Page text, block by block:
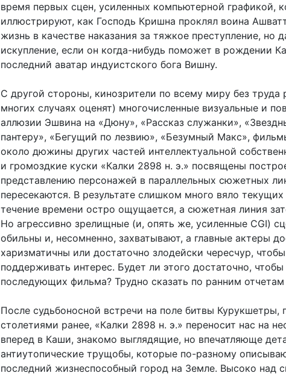
время первых сцен, усиленных компьютерной графикой,
иллюстрируют, как Господь Кришна проклял воина
жизнь в качестве наказания за тяжкое преступление, но
искупление, если он когда-нибудь поможет в рождении
последний аватар индуистского бога Вишну.
С другой стороны, кинозрители по всему миру без труда
многих случаях оценят) многочисленные визуальные и
аллюзии Эшвина на «Дюну», «Рассказ служанки»,
пантеру», «Бегущий по лезвию», «Безумный Макс»,
около дюжины других частей интеллектуальной
и громоздкие куски «Калки 2898 н. э.» посвящены
представлению персонажей в параллельных сюжетных
пересекаются. В результате слишком много вяло текущих
течение времени остро ощущается, а сюжетная линия
Но агрессивно зрелищные (и, опять же, усиленные CGI)
обильны и, несомненно, захватывают, а главные актеры
харизматичны или достаточно злодейски чересчур, чтобы
поддерживать интерес. Будет ли этого достаточно,
последующих фильма? Трудно сказать по ранним
После судьбоносной встречи на поле битвы Курукшетры,
столетиями ранее, «Калки 2898 н. э.» переносит нас на
вперед в Каши, знакомо выглядящие, но впечатляюще
антиутопические трущобы, которые по-разному
последний жизнеспособный город на Земле. Высоко над